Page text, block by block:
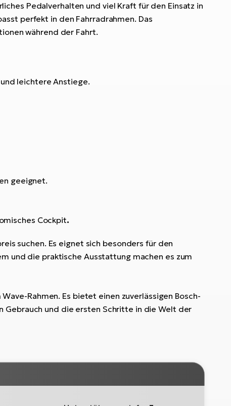
Pedalverhalten und viel Kraft für den Einsatz in
perfekt in den Fahrradrahmen. Das
während der Fahrt.
leichtere Anstiege.
geeignet.
Cockpit.
suchen. Es eignet sich besonders für den
und die praktische Ausstattung machen es zum
Rahmen. Es bietet einen zuverlässigen Bosch-
Gebrauch und die ersten Schritte in die Welt der